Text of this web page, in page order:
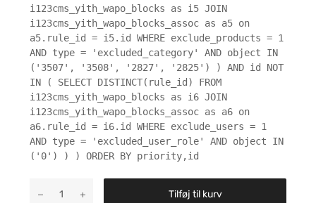
i123cms_yith_wapo_blocks as i5 JOIN
i123cms_yith_wapo_blocks_assoc as a5 on
a5.rule_id = i5.id WHERE exclude_products = 1
AND type = 'excluded_category' AND object IN
('3507', '3508', '2827', '2825') ) AND id NOT
IN ( SELECT DISTINCT(rule_id) FROM
i123cms_yith_wapo_blocks as i6 JOIN
i123cms_yith_wapo_blocks_assoc as a6 on
a6.rule_id = i6.id WHERE exclude_users = 1
AND type = 'excluded_user_role' AND object IN
('0') ) ) ORDER BY priority,id
Tilføj til kurv